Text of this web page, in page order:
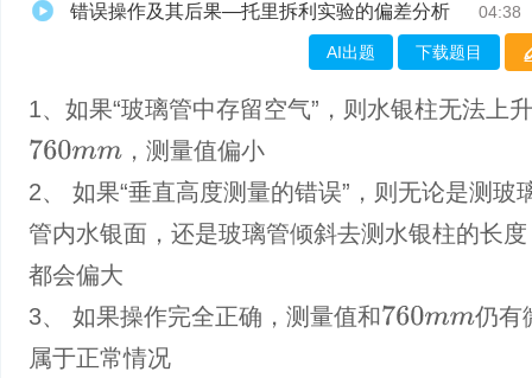
错误操作及其后果—托里拆利实验的偏差分析 04:38
AI出题 下载题目
1、如果“玻璃管中存留空气”，则水银柱无法上
760mm
，测量值偏小
2、 如果“垂直高度测量的错误”，则无论是测玻
管内水银面，还是玻璃管倾斜去测水银柱的长
都会偏大
3、 如果操作完全正确，测量值和760mm
仍有
属于正常情况